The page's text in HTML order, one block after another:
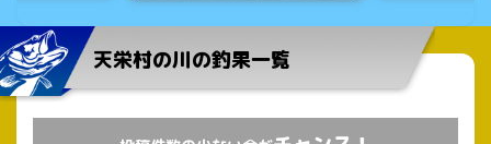
天栄村の川の釣果一覧